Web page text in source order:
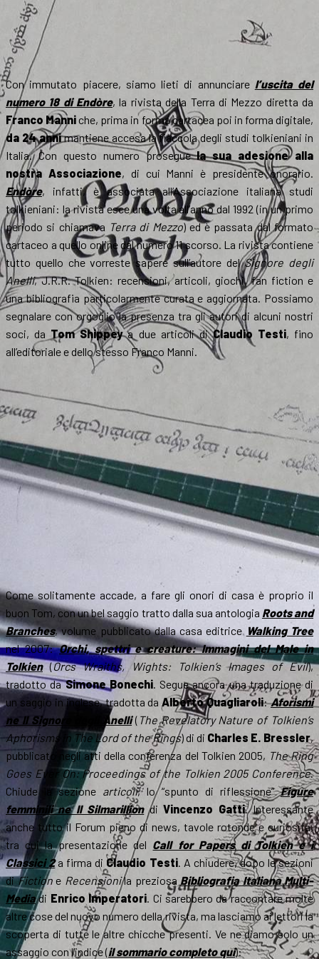
Con immutato piacere, siamo lieti di annunciare l’uscita del
numero 18 di Endòre, la rivista della Terra di Mezzo diretta da
Franco Manniche, prima in forma cartacea poi in forma digitale,
da 24 annimantiene accesa la fiaccola degli studi tolkieniani in
Italia. Con questo numero proseguela sua adesione alla
nostra Associazione, di cui Manni è presidente onorario.
Endòre, infatti, è associata all’Associazione italiana studi
tolkieniani: la rivista esce una volta all’anno dal 1992 (in un primo
periodo si chiamava Terra di Mezzo) ed è passata dal formato
cartaceo a quello online dal numero 11 scorso. La rivista contiene
tutto quello che vorreste sapere sull’autore delSignore degli
Anelli, J.R.R. Tolkien: recensioni, articoli, giochi, fan fiction e
una bibliografia particolarmente curata e aggiornata. Possiamo
segnalare con orgoglio la presenza tra gli autori di alcuni nostri
soci, da Tom Shippeya due articoli diClaudio Testi, fino
all’editoriale e dello stesso Franco Manni.
Come solitamente accade, a fare gli onori di casa è proprio il
buon Tom, con un bel saggio tratto dalla sua antologia Roots and
Branches, volume pubblicato dalla casa editrice Walking Tree
nel 2007:Orchi, spettri e creature: Immagini del Male in
Tolkien(Orcs Wraiths, Wights: Tolkien’s Images of Evil),
tradotto daSimone Bonechi. Segue ancora una traduzione di
un saggio in inglese, tradotta daAlberto Quagliaroli:Aforismi
ne Il Signore degli Anelli( The Revelatory Nature of Tolkien’s
Aphorisms in The Lord of the Rings) di di Charles E. Bressler,
pubblicato negli atti della conferenza del Tolkien 2005, The Ring
Goes Ever On: Proceedings of the Tolkien 2005 Conference.
Chiude la sezione articoli, lo “spunto di riflessione”Figure
femminili ne Il SilmarilliondiVincenzo Gatti. Interessante
anche tutto il Forum pieno di news, tavole rotonde e curiosità,
tra cui la presentazione del Call for Papers di Tolkien e i
Classici 2a firma diClaudio Testi. A chiudere, dopo le sezioni
diFictione Recensionila preziosa Bibliografia Italiana Multi-
Mediadi Enrico Imperatori. Ci sarebbero da raccontare molte
altre cose del nuovo numero della rivista, ma lasciamo ai lettori la
scoperta di tutte le altre chicche presenti. Ve ne diamo solo un
assaggio con l’indice (il sommario completo qui):